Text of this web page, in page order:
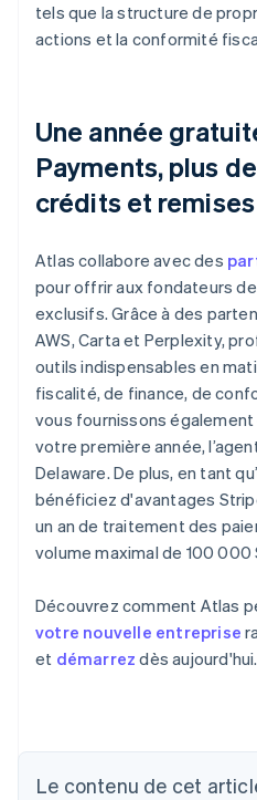
tels que la structure de
actions et la conformité
Une année
Payments, plus
crédits et
Atlas collabore avec des
pour offrir aux fondateurs
exclusifs. Grâce à des
AWS, Carta et Perplexity,
outils indispensables en
fiscalité, de finance, de
vous fournissons
votre première année,
Delaware. De plus, en tant
bénéficiez d'avantages
un an de traitement des
volume maximal de 100 000
Découvrez comment Atlas
votre nouvelle entreprise
et démarrez dès aujourd'hui.
Le contenu de cet
DeutschEnglish